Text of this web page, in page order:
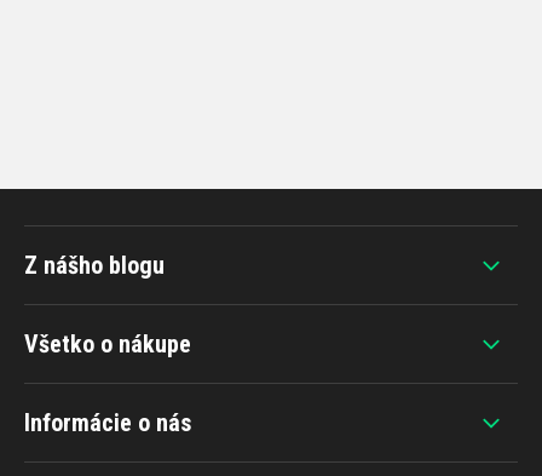
Všetko o nákupe
Informácie o nás
Z nášho blogu